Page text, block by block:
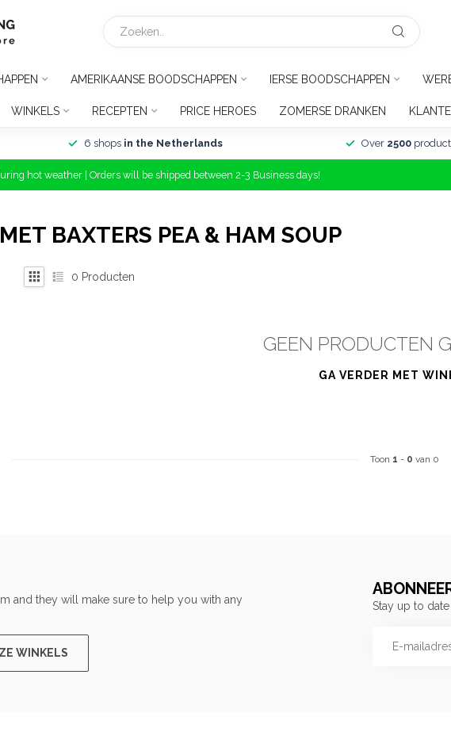
AMERIKAANSE BOODSCHAPPEN IERSE BOODSCHAPPEN
WINKELS RECEPTEN PRICE HEROES ZOMERSE DRANKEN
6 shops in the Netherlands Over 2500
hot weather | Orders will be shipped between 2-3 Business days!
BAXTERS PEA & HAM SOUP
0 Producten
GEEN PRODUCTEN
GA VERDER MET
Toon 1 - 0 van 0
and they will make sure to help you with any
WINKELS
Stay up to